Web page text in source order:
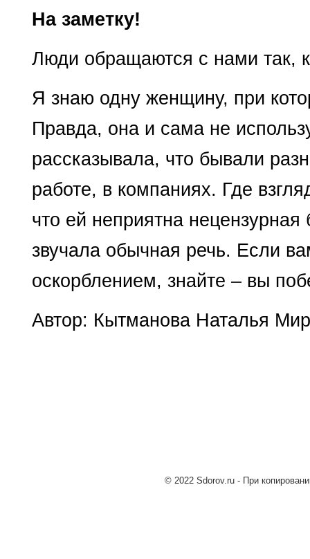
На заметку!
Люди обращаются с нами так,
Я знаю одну женщину, при
Правда, она и сама не
рассказывала, что бывали
работе, в компаниях. Где
что ей неприятна
звучала обычная речь. Если
оскорблением, знайте – вы
Автор: Кытманова Наталья
© 2022 Sdorov.ru - При